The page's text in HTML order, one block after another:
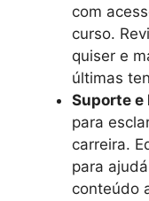
com
curso.
quiser e
últimas
Suporte e
para
carreira.
para
conteúdo